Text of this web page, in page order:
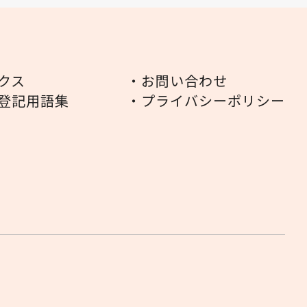
ス
記用語集
・お問い合わせ
・プライバシーポリシー